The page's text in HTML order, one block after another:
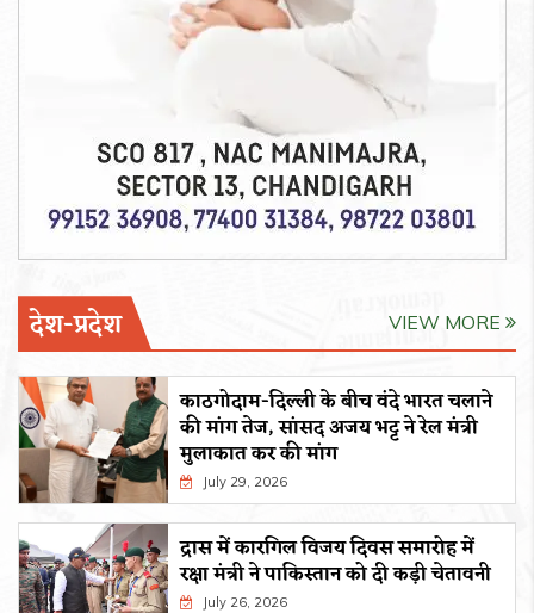
देश-प्रदेश VIEW MORE
काठगोदाम-दिल्ली के बीच वंदे भारत चलाने
की मांग तेज, सांसद अजय भट्ट ने रेल मंत्री
मुलाकात कर की मांग
July 29, 2026
द्रास में कारगिल विजय दिवस समारोह में
रक्षा मंत्री ने पाकिस्तान को दी कड़ी चेतावनी
July 26, 2026